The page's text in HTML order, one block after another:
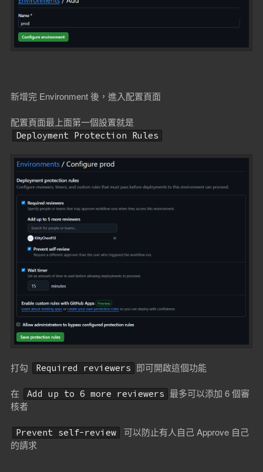
新增完 Environment 後，進入配置頁面
配置頁面最上面第一個設置就是
Deployment Protection Rules
打勾 Required reviewers 即可開啟這個功能
在 Add up to 6 more reviewers 最多可以添加 6 個審
核者
Prevent self-review
可以防止有人自己 Approve 自己
的請求